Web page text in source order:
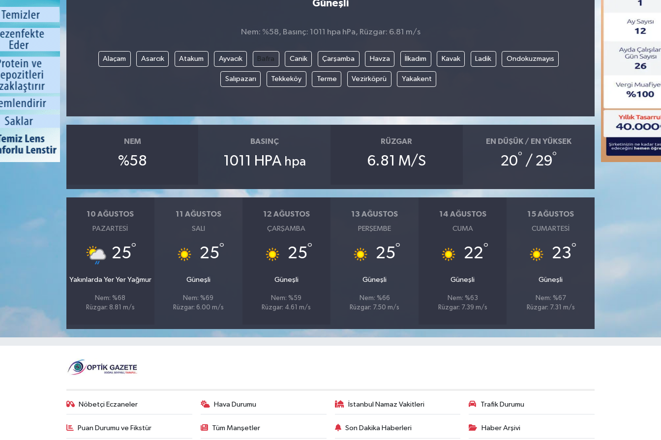
Güneşli
Nem: %58, Basınç: 1011 hpa hPa, Rüzgar: 6.81 m/s
Alaçam Asarcık Atakum Ayvacık Bafra Canik Çarşamba Havza İlkadım Kavak Ladik Ondokuzmayıs
Salıpazarı Tekkeköy Terme Vezirköprü Yakakent
NEM
%58
BASINÇ
1011 HPA hpa
RÜZGAR
6.81 M/S
EN DÜŞÜK / EN YÜKSEK
20° / 29°
10 AĞUSTOS
PAZARTESI
25°
Yakınlarda Yer Yer Yağmur
Nem: %68
Rüzgar: 8.81 m/s
11 AĞUSTOS
SALI
25°
Güneşli
Nem: %69
Rüzgar: 6.00 m/s
12 AĞUSTOS
ÇARŞAMBA
25°
Güneşli
Nem: %59
Rüzgar: 4.61 m/s
13 AĞUSTOS
PERŞEMBE
25°
Güneşli
Nem: %66
Rüzgar: 7.50 m/s
14 AĞUSTOS
CUMA
22°
Güneşli
Nem: %63
Rüzgar: 7.39 m/s
15 AĞUSTOS
CUMARTESI
23°
Güneşli
Nem: %67
Rüzgar: 7.31 m/s
Nöbetçi Eczaneler Hava Durumu İstanbul Namaz Vakitleri Trafik Durumu
Puan Durumu ve Fikstür Tüm Manşetler Son Dakika Haberleri Haber Arşivi